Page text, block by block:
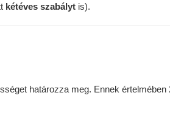
kétéves szabályt is).
határozza meg. Ennek